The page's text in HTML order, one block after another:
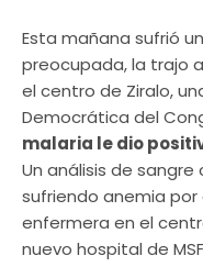
Esta mañana sufrió
preocupada, la trajo
el centro de Ziralo,
Democrática del
malaria le dio
Un análisis de
sufriendo anemia
enfermera en el
nuevo hospital de